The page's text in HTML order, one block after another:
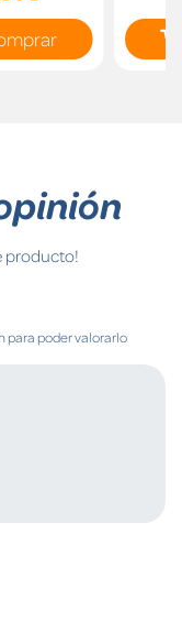
producto!
para poder valorarlo